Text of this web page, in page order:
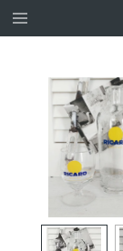
Ga
direct
hoofdinhoud